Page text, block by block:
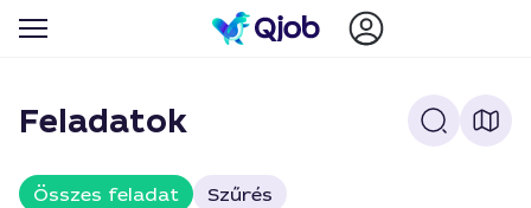
Feladatok
Összes feladat Szűrés